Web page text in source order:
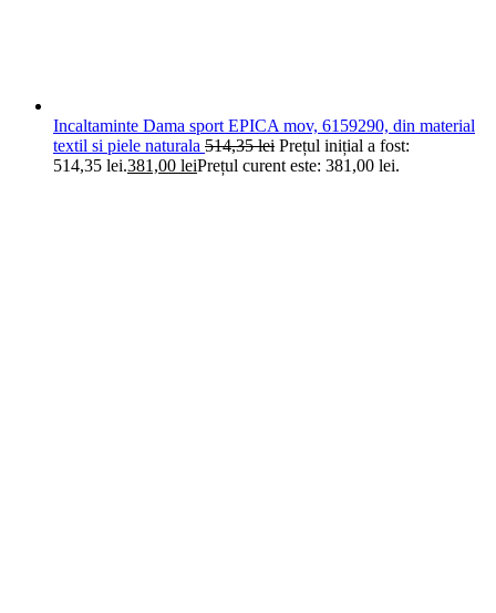
Incaltaminte Dama sport EPICA mov, 6159290, din material
textil si piele naturala 514,35lei Prețul inițial a fost:
514,35 lei.381,00 leiPrețul curent este: 381,00 lei.